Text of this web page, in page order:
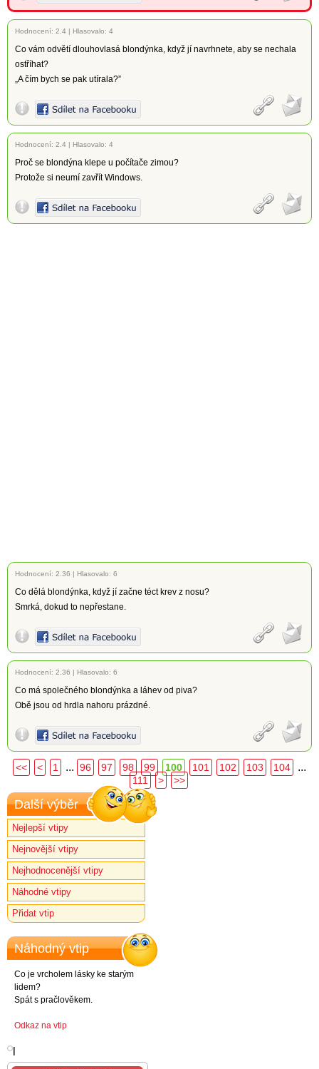
Hodnocení: 2.4 | Hlasovalo: 4
Co vám odvětí dlouhovlasá blondýnka, když jí navrhnete, aby se nechala
ostříhat?
„A čím bych se pak utírala?”
Hodnocení: 2.4 | Hlasovalo: 4
Proč se blondýna klepe u počítače zimou?
Protože si neumí zavřít Windows.
Hodnocení: 2.36 | Hlasovalo: 6
Co dělá blondýnka, když jí začne téct krev z nosu?
Smrká, dokud to nepřestane.
Hodnocení: 2.36 | Hlasovalo: 6
Co má společného blondýnka a láhev od piva?
Obě jsou od hrdla nahoru prázdné.
<< < 1 ... 96 97 98 99 100 101 102 103 104 ...
111 > >>
Další výběr
Nejlepší vtipy
Nejnovější vtipy
Nejhodnocenější vtipy
Náhodné vtipy
Přidat vtip
Náhodný vtip
Co je vrcholem lásky ke starým
lidem?
Spát s pračlověkem.
Odkaz na vtip